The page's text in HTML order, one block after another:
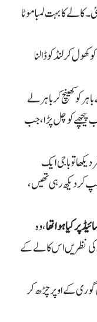
کالے کا بہت لمبا موٹا
کر لنڈ کو ڈالنا
کو کھینچ کر باہر لے
پیچھے کو چل پڑا، جب
تو باجی ایک
کر دیکھ رہی تھیں،
پر کیا ہوا تھا، وہ
کی نظریں اس کالے کے
گوری کے اوپر چڑھ کر